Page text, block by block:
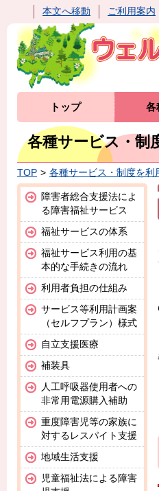
本文へ移動 ご利用案内
トップ 各
各種サービス・制
TOP 各種サービス・制度を利
障害者総合支援法によ
る障害福祉サービス
福祉サービスの体系
福祉サービス利用の基
本的な手続きの流れ
利用者負担の仕組み
サービス等利用計画案
（セルフプラン）様式
自立支援医療
補装具
人工呼吸器使用者への
非常用電源購入補助
重度障害児等の家族に
対するレスパイト支援
地域生活支援
児童福祉法による障害